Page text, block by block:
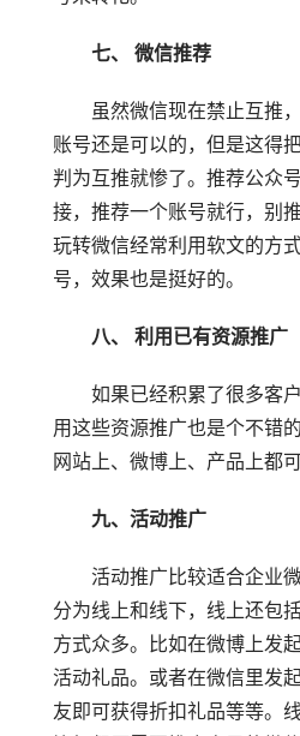
七、 微信推荐
虽然微信现在禁止互推，
账号还是可以的，但是这得
判为互推就惨了。推荐公众
接，推荐一个账号就行，别
玩转微信经常利用软文的方
号，效果也是挺好的。
八、 利用已有资源推广
如果已经积累了很多客户
用这些资源推广也是个不错
网站上、微博上、产品上都
九、活动推广
活动推广比较适合企业微
分为线上和线下，线上还包
方式众多。比如在微博上发
活动礼品。或者在微信里发
友即可获得折扣礼品等等。